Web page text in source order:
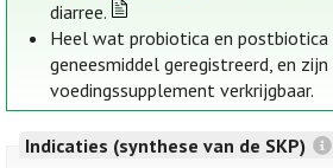
diarree.
Heel wat probiotica en postbiotica
geneesmiddel geregistreerd, en zijn
voedingssupplement verkrijgbaar.
Indicaties (synthese van de SKP)